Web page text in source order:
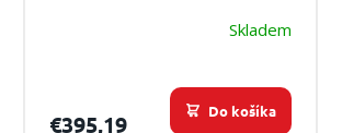
Skladem
€395,19 Do košíka